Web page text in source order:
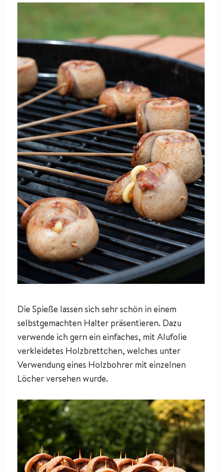
Die Spieße lassen sich sehr schön in einem
selbstgemachten Halter präsentieren. Dazu
verwende ich gern ein einfaches, mit Alufolie
verkleidetes Holzbrettchen, welches unter
Verwendung eines Holzbohrer mit einzelnen
Löcher versehen wurde.